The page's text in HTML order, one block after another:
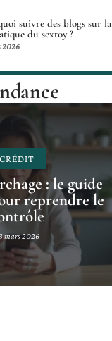
suivre des blogs sur la
du sextoy ?
2026
CRÉDIT
: le guide
reprendre le
mars 2026